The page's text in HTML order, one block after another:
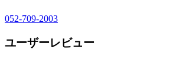
052-709-2003
ユーザーレビュー